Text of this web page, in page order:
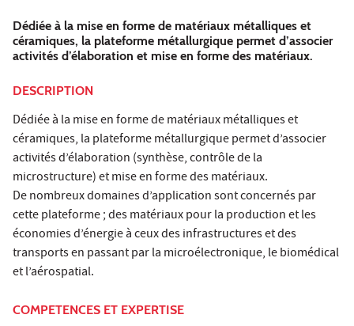
Dédiée à la mise en forme de matériaux métalliques et
céramiques, la plateforme métallurgique permet d’associer
activités d’élaboration et mise en forme des matériaux.
DESCRIPTION
Dédiée à la mise en forme de matériaux métalliques et
céramiques, la plateforme métallurgique permet d’associer
activités d’élaboration (synthèse, contrôle de la
microstructure) et mise en forme des matériaux.
De nombreux domaines d’application sont concernés par
cette plateforme ; des matériaux pour la production et les
économies d’énergie à ceux des infrastructures et des
transports en passant par la microélectronique, le biomédical
et l’aérospatial.
COMPETENCES ET EXPERTISE